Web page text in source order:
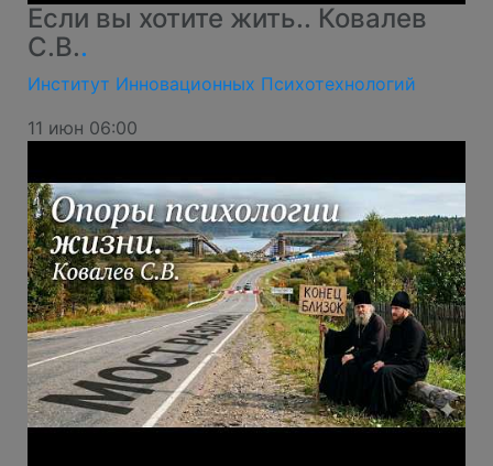
Если вы хотите жить.. Ковалев
С.В..
Институт Инновационных Психотехнологий
11 июн 06:00